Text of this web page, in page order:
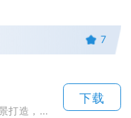
7
爱视家面向家庭安防场景打造，用于搭配智能摄像机实现远程视频查看，支持多设备统一管控，满足居...
下载